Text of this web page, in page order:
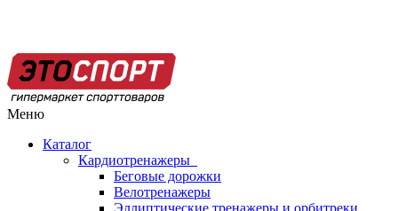
Меню
Каталог
Кардиотренажеры
Беговые дорожки
Велотренажеры
Эллиптические тренажеры и орбитреки